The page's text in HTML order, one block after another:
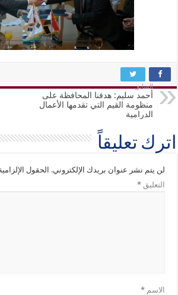
السابق
أحمد سليم: هدفنا المحافظة على
منظومة القيم التي تقدمها الأعمال
الدرامية
اترك تعليقاً
لن يتم نشر عنوان بريدك الإلكتروني. الحقول
التعليق*
الاسم*